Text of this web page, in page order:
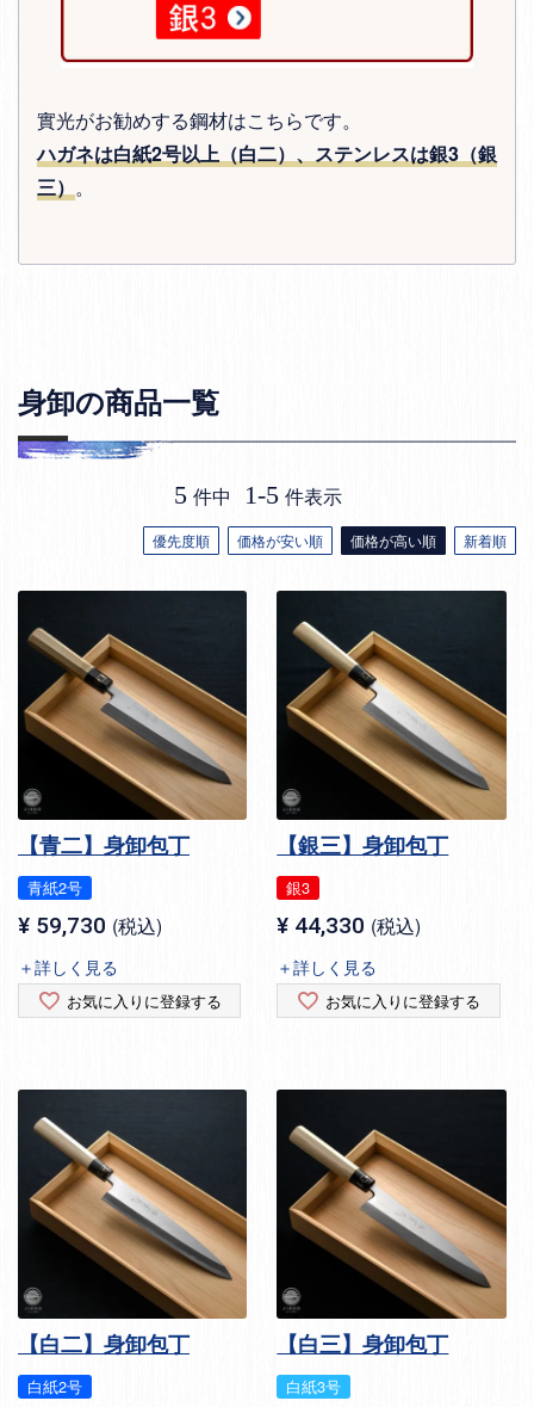
實光がお勧めする鋼材はこちらです。
ハガネは白紙2号以上（白二）、ステンレスは銀3（銀
三） 。
身卸の商品一覧
優先度順 価格が安い順 価格が高い順 新着順
5 件中 1-5 件表示
【青二】身卸包丁
青紙2号
¥ 59,730 税込
＋詳しく見る
お気に入りに登録する
【銀三】身卸包丁
銀3
¥ 44,330 税込
＋詳しく見る
お気に入りに登録する
【白二】身卸包丁
白紙2号
【白三】身卸包丁
白紙3号